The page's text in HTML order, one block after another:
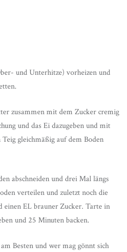
und Unterhitze) vorheizen und
zusammen mit dem Zucker cremig
und das Ei dazugeben und mit
gleichmäßig auf dem Boden
abschneiden und drei Mal längs
verteilen und zuletzt noch die
einen EL brauner Zucker. Tarte in
und 25 Minuten backen.
Besten und wer mag gönnt sich